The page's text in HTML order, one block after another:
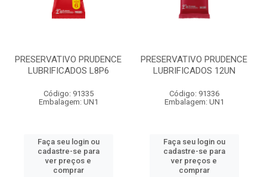
PRESERVATIVO PRUDENCE
LUBRIFICADOS L8P6
Código: 91335
Embalagem: UN1
Faça seu login ou
cadastre-se para
ver preços e
comprar
PRESERVATIVO PRUDENCE
LUBRIFICADOS 12UN
Código: 91336
Embalagem: UN1
Faça seu login ou
cadastre-se para
ver preços e
comprar